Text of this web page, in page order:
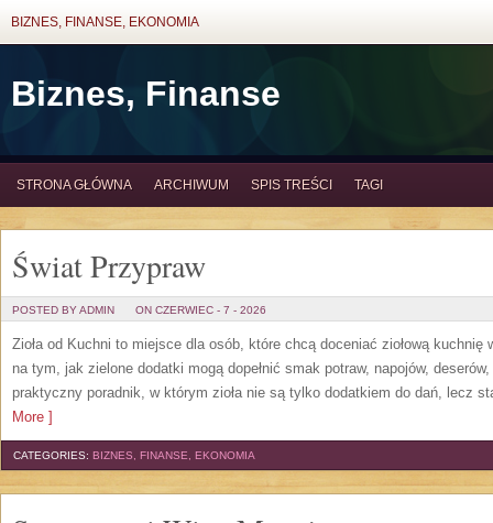
BIZNES, FINANSE, EKONOMIA
Biznes, Finanse
STRONA GŁÓWNA ARCHIWUM SPIS TREŚCI TAGI
Świat Przypraw
POSTED BY ADMIN ON CZERWIEC - 7 - 2026
Zioła od Kuchni to miejsce dla osób, które chcą doceniać ziołową
na tym, jak zielone dodatki mogą dopełnić smak potraw, napojów,
praktyczny poradnik, w którym zioła nie są tylko dodatkiem do dań, lecz
More ]
CATEGORIES: BIZNES, FINANSE, EKONOMIA